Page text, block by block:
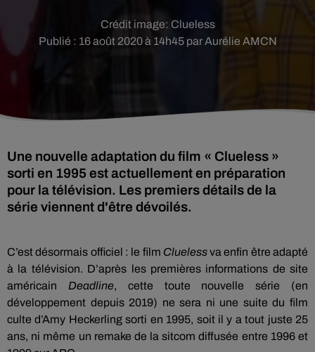
Publié : 16 août 2020 à 14h45 par Aurélie AMCN
Crédit image: Clueless
Une nouvelle adaptation du film « Clueless »
sorti en 1995 est actuellement en préparation
pour la télévision. Les premiers détails de la
série viennent d'être dévoilés.
C’est désormais officiel : le film Cluelessva enfin être adapté
à la télévision. D’après les premières informations de site
américain Deadline, cette toute nouvelle série (en
développement depuis 2019) ne sera ni une suite du film
culte d’Amy Heckerling sorti en 1995, soit il y a tout juste 25
ans, ni même un remake de la sitcom diffusée entre 1996 et